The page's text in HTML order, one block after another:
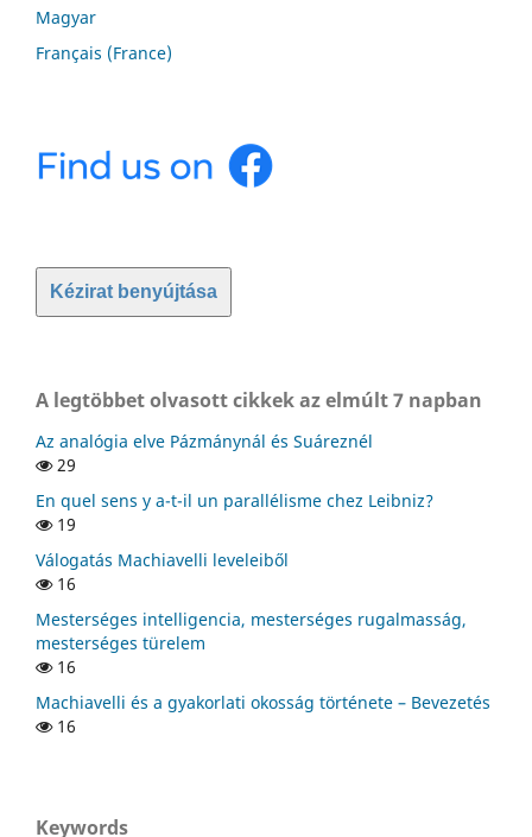
Magyar
Français (France)
Kézirat benyújtása
A legtöbbet olvasott cikkek az elmúlt 7 napban
Az analógia elve Pázmánynál és Suáreznél
29
En quel sens y a-t-il un parallélisme chez Leibniz?
19
Válogatás Machiavelli leveleiből
16
Mesterséges intelligencia, mesterséges rugalmasság,
mesterséges türelem
16
Machiavelli és a gyakorlati okosság története – Bevezetés
16
Keywords